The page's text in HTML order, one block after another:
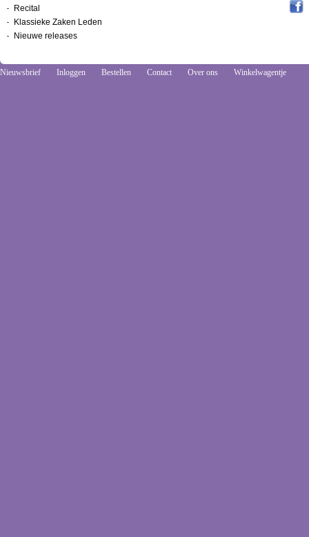
Recital
Klassieke Zaken Leden
Nieuwe releases
Nieuwsbrief Inloggen Bestellen Contact Over ons Winkelwagentje